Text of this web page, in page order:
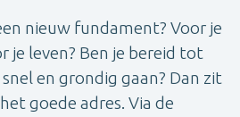
nieuw fundament? Voor je
je leven? Ben je bereid tot
en grondig gaan? Dan zit
goede adres. Via de